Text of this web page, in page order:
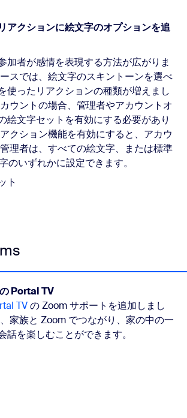
アクションに絵文字のオプションを追
加者が感情を表現する方法が広がりま
スでは、絵文字のスキントーンを選べ
使ったリアクションの種類が増えまし
ウントの場合、管理者やアカウントオ
絵文字セットを有効にする必要があり
クション機能を有効にすると、アカウ
理者は、すべての絵文字、または標準
のいずれかに設定できます。
Portal TV
TVの Zoom サポートを追加しまし
家族と Zoom でつながり、家の中の一
話を楽しむことができます。